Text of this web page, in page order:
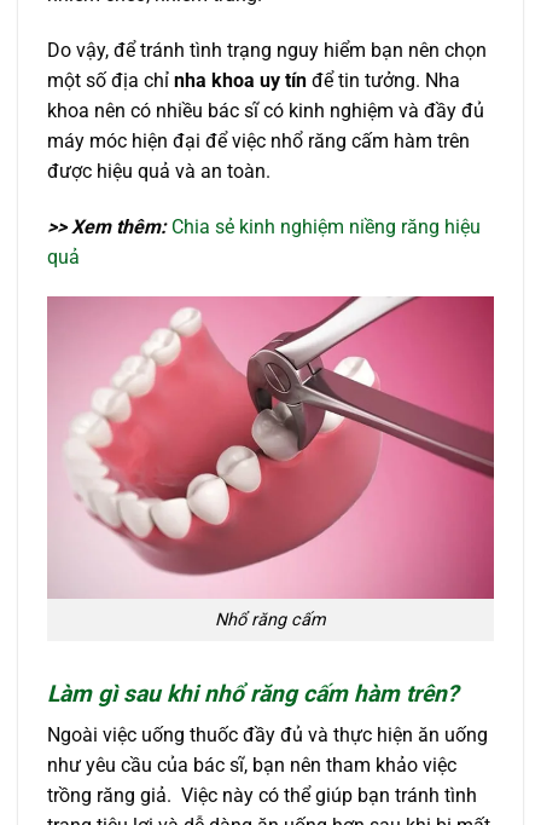
Do vậy, để tránh tình trạng nguy hiểm bạn nên chọn
một số địa chỉ nha khoa uy tín để tin tưởng. Nha
khoa nên có nhiều bác sĩ có kinh nghiệm và đầy đủ
máy móc hiện đại để việc nhổ răng cấm hàm trên
được hiệu quả và an toàn.
>> Xem thêm: Chia sẻ kinh nghiệm niềng răng hiệu
quả
Nhổ răng cấm
Làm gì sau khi nhổ răng cấm hàm trên?
Ngoài việc uống thuốc đầy đủ và thực hiện ăn uống
như yêu cầu của bác sĩ, bạn nên tham khảo việc
trồng răng giả. Việc này có thể giúp bạn tránh tình